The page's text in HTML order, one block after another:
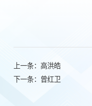
上一条： 高洪皓
下一条： 曾红卫